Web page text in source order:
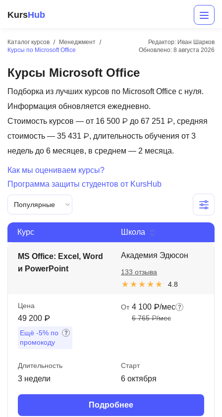
KursHub
Каталог курсов
Менеджмент
Курсы по Microsoft Office
Редактор: Иван Шарков
Обновлено: 8 августа 2026
Курсы Microsoft Office
Подборка из лучших курсов по Microsoft Office с нуля.
Информация обновляется ежедневно.
Стоимость курсов — от 16 500 ₽ до 67 251 ₽, средняя
стоимость — 35 431 ₽, длительность обучения от 3
недель до 6 месяцев, в среднем — 2 месяца.
Как мы оцениваем курсы?
Программа защиты студентов от KursHub
Популярные
Курс Школа
MS Office: Excel, Word
и PowerPoint
Академия Эдюсон
4.8
133 отзыва
Цена
49 200 ₽
Ещё -5% по
промокоду
От 4 100 ₽/мес
6 765 ₽/мес
Длительность
3 недели
Старт
6 октября
Подробнее
Разработка
Маркетинг
Дизайн
Аналитика
Менеджмент
Иностранные языки
Soft Skills
ДПО
Акции и промокоды
Рейтинг онлайн-школ